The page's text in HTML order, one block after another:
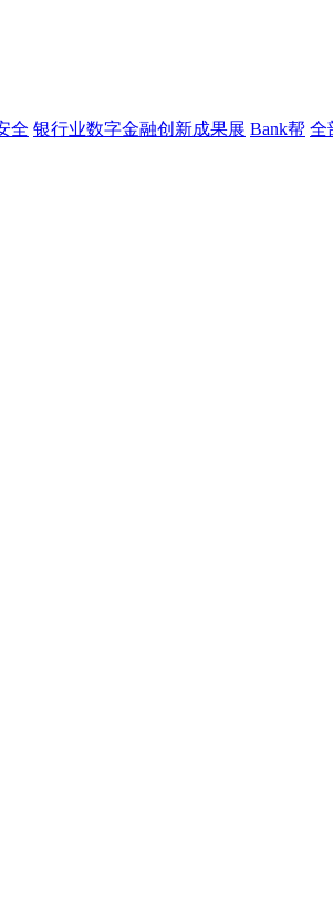
全 银行业数字金融创新成果展 Bank帮 全